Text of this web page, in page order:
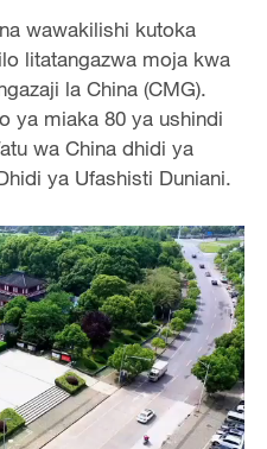
wawakilishi kutoka
litatangazwa moja kwa
la China (CMG).
ya miaka 80 ya ushindi
wa China dhidi ya
ya Ufashisti Duniani.